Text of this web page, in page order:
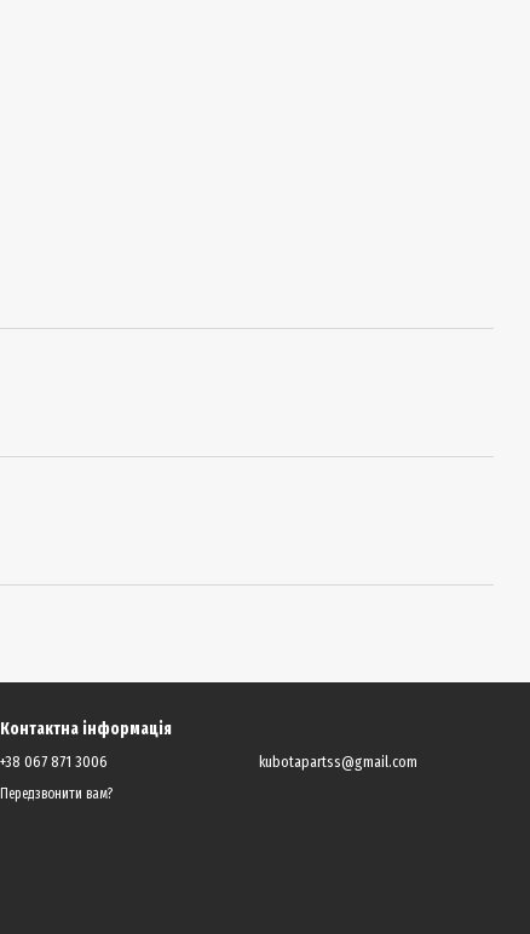
Контактна інформація
+38 067 871 3006
Передзвонити вам?
kubotapartss@gmail.com